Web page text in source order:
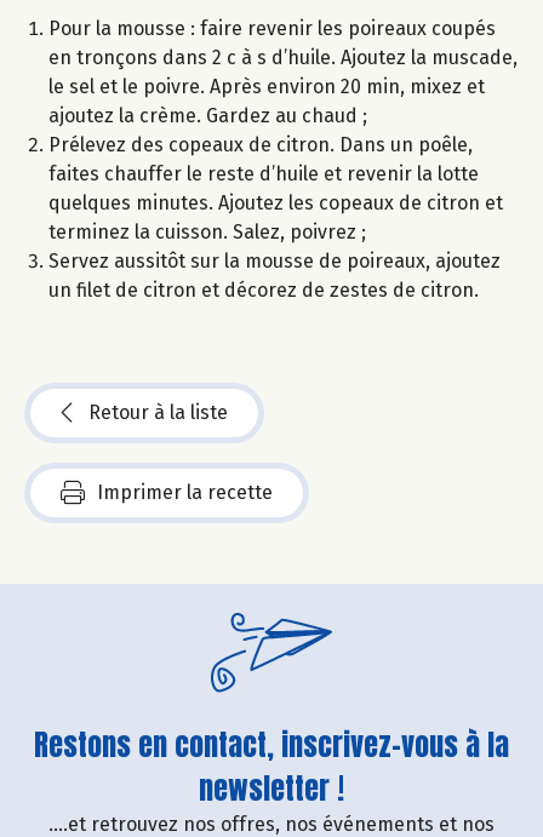
Pour la mousse : faire revenir les poireaux coupés
en tronçons dans 2 c à s d’huile. Ajoutez la muscade,
le sel et le poivre. Après environ 20 min, mixez et
ajoutez la crème. Gardez au chaud ;
Prélevez des copeaux de citron. Dans un poêle,
faites chauffer le reste d’huile et revenir la lotte
quelques minutes. Ajoutez les copeaux de citron et
terminez la cuisson. Salez, poivrez ;
Servez aussitôt sur la mousse de poireaux, ajoutez
un filet de citron et décorez de zestes de citron.
Retour à la liste
Imprimer la recette
Restons en contact, inscrivez-vous à la
newsletter !
....et retrouvez nos offres, nos événements et nos